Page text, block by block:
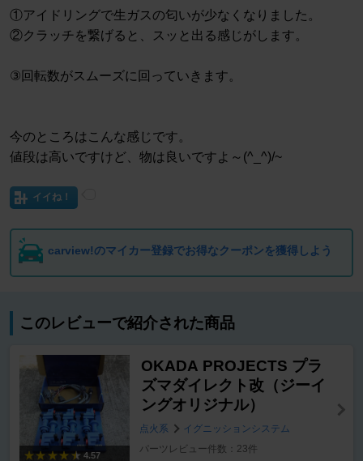
①アイドリングで生ガスの匂いが少なくなりました。
②クラッチを繋げると、スッと出る感じがします。
③回転数がスムーズに回っていきます。
今のところはこんな感じです。
値段は高いですけど、物は良いですよ～(^_^)/~
イイね！
carview!のマイカー登録でお得なクーポンを獲得しよう
このレビューで紹介された商品
4.57
OKADA PROJECTS プラ
ズマダイレクト改（ジーイ
ングオリジナル）
点火系
イグニッションシステム
パーツレビュー件数：23件